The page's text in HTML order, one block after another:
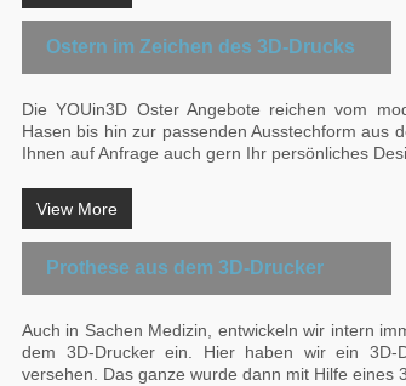
Ostern im Zeichen des 3D-Drucks
Die YOUin3D Oster Angebote reichen vom
Hasen bis hin zur passenden Ausstechform aus
Ihnen auf Anfrage auch gern Ihr persönliches
View More
Prothese aus dem 3D-Drucker
Auch in Sachen Medizin, entwickeln wir intern
dem 3D-Drucker ein. Hier haben wir ein
versehen. Das ganze wurde dann mit Hilfe eines